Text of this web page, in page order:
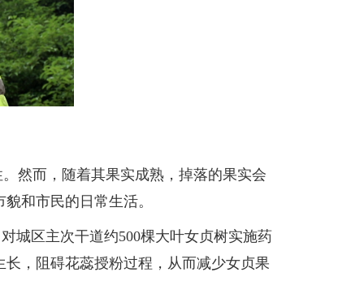
然而，随着其果实成熟，掉落的果实会
和市民的日常生活。
城区主次干道约500棵大叶女贞树实施药
，阻碍花蕊授粉过程，从而减少女贞果